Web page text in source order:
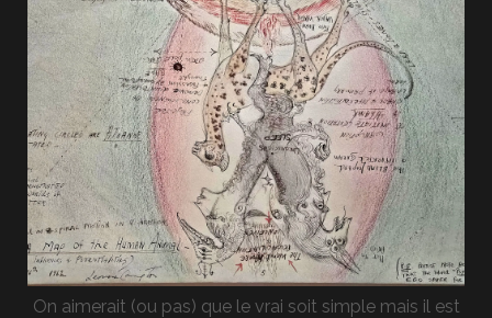
On aimerait (ou pas) que le vrai soit simple mais il est